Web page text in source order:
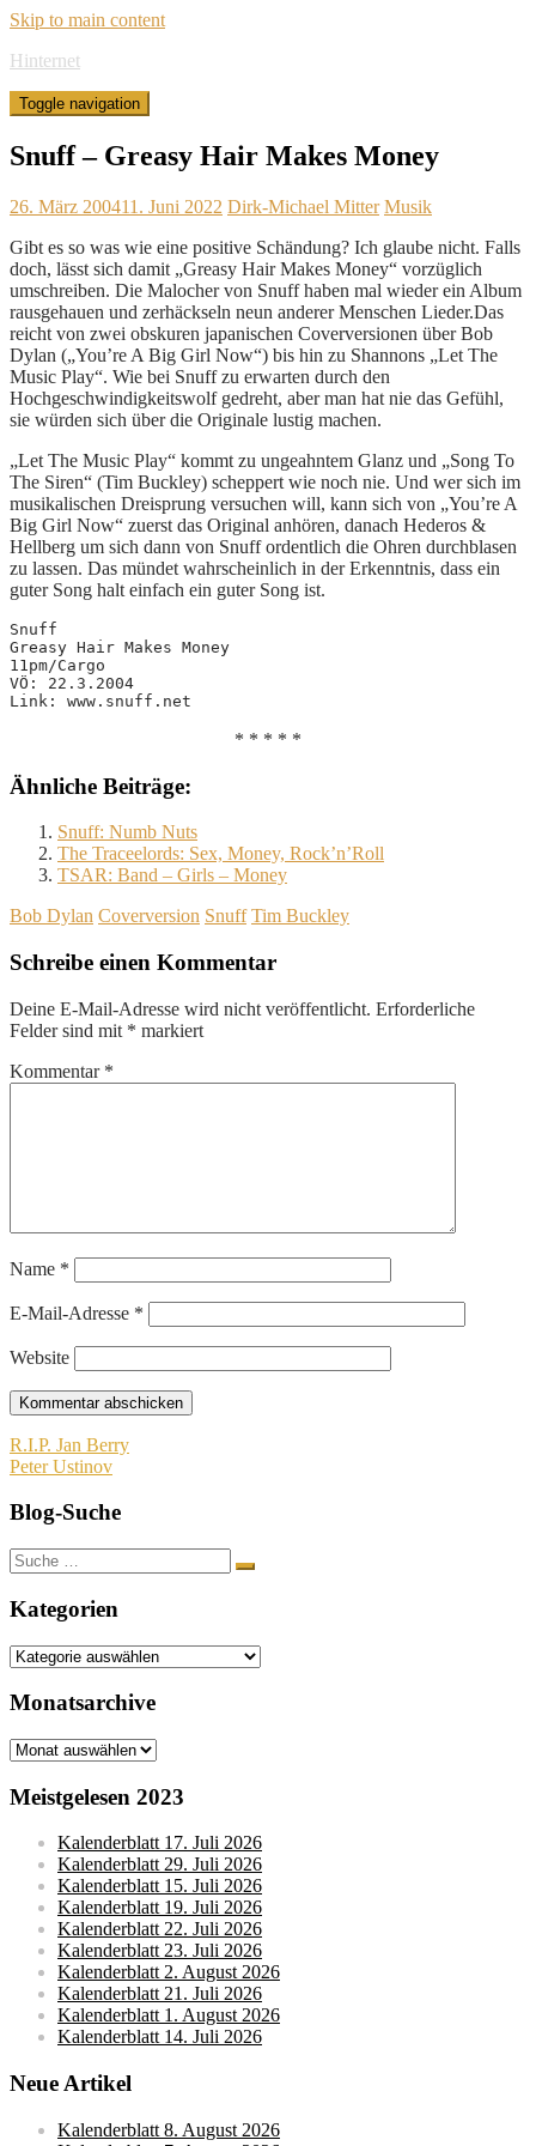
Skip to main content
Hinternet
Toggle navigation
Snuff – Greasy Hair Makes Money
26. März 200411. Juni 2022 Dirk-Michael Mitter Musik
Gibt es so was wie eine positive Schändung? Ich glaube nicht. Falls
doch, lässt sich damit „Greasy Hair Makes Money“ vorzüglich
umschreiben. Die Malocher von Snuff haben mal wieder ein Album
rausgehauen und zerhäckseln neun anderer Menschen Lieder.Das
reicht von zwei obskuren japanischen Coverversionen über Bob
Dylan („You’re A Big Girl Now“) bis hin zu Shannons „Let The
Music Play“. Wie bei Snuff zu erwarten durch den
Hochgeschwindigkeitswolf gedreht, aber man hat nie das Gefühl,
sie würden sich über die Originale lustig machen.
„Let The Music Play“ kommt zu ungeahntem Glanz und „Song To
The Siren“ (Tim Buckley) scheppert wie noch nie. Und wer sich im
musikalischen Dreisprung versuchen will, kann sich von „You’re A
Big Girl Now“ zuerst das Original anhören, danach Hederos &
Hellberg um sich dann von Snuff ordentlich die Ohren durchblasen
zu lassen. Das mündet wahrscheinlich in der Erkenntnis, dass ein
guter Song halt einfach ein guter Song ist.
Snuff
Greasy Hair Makes Money
11pm/Cargo
VÖ: 22.3.2004
Link: www.snuff.net
* * * * *
Ähnliche Beiträge:
Snuff: Numb Nuts
The Traceelords: Sex, Money, Rock’n’Roll
TSAR: Band – Girls – Money
Bob Dylan Coverversion Snuff Tim Buckley
Schreibe einen Kommentar
Deine E-Mail-Adresse wird nicht veröffentlicht. Erforderliche
Felder sind mit * markiert
Kommentar *
Name *
E-Mail-Adresse *
Website
Beitragsnavigation
R.I.P. Jan Berry
Peter Ustinov
Blog-Suche
Suche
nach:
Kategorien
Kategorien
Monatsarchive
Monatsarchive
Meistgelesen 2023
Kalenderblatt 17. Juli 2026
Kalenderblatt 29. Juli 2026
Kalenderblatt 15. Juli 2026
Kalenderblatt 19. Juli 2026
Kalenderblatt 22. Juli 2026
Kalenderblatt 23. Juli 2026
Kalenderblatt 2. August 2026
Kalenderblatt 21. Juli 2026
Kalenderblatt 1. August 2026
Kalenderblatt 14. Juli 2026
Neue Artikel
Kalenderblatt 8. August 2026